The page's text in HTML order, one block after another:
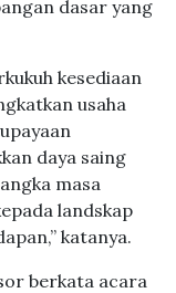
dasar yang
kesediaan
usaha
daya saing
masa
landskap
katanya.
berkata acara